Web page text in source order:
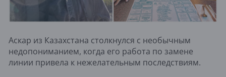
Аскар из Казахстана столкнулся с необычным
недопониманием, когда его работа по замене
линии привела к нежелательным последствиям.